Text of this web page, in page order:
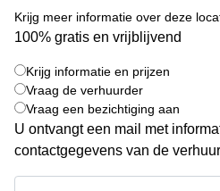
Location
centre
à Mons
Huren
virtueel
kantoor in
Antwerpen
Krijg meer informatie over deze
100% gratis en vrijblijvend
Krijg informatie en prijzen
Vraag de verhuurder
Vraag een bezichtiging aan
U ontvangt een mail met
contactgegevens van de